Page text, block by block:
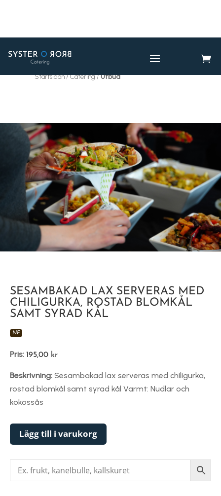

CATERING UTBUD
Startsidan / Catering /Utbud
SESAMBAKAD LAX SERVERAS MED
CHILIGURKA, ROSTAD BLOMKÅL
SAMT SYRAD KÅL
NF
Pris: 195,00 kr
Beskrivning: Sesambakad lax serveras med chiligurka,
rostad blomkål samt syrad kål Varmt: Nudlar och
kokossås
Lägg till i varukorg